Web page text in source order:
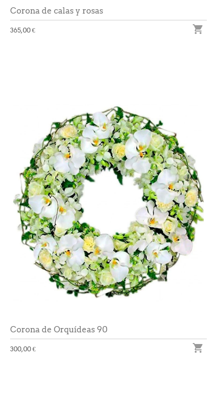
Corona de calas y rosas
365,00 € 
Corona de Orquídeas 90
300,00 € 